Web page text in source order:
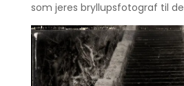
som jeres bryllupsfotograf til